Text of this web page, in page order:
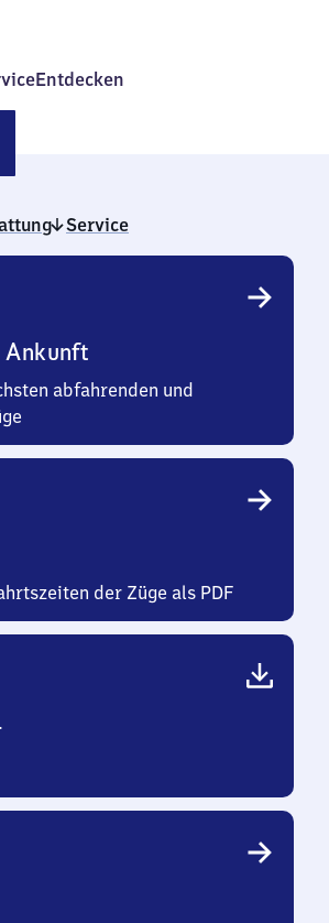
Entdecken
Service
abfahrenden und
der Züge als PDF